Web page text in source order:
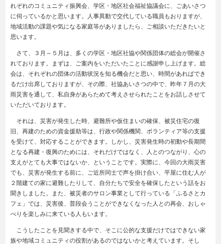
れぞれのコミュニティ振興会、学区・地区社会福祉協議会に、ごあいさつ
に伺っているかと思います。人事異動で交代している職員もおりますが、
地域活動の課題や気になる家庭等がありましたら、ご相談いただきたいと
思います。
さて、３月～５月は、多くの学区・地区社協や関係団体の総会が開催さ
れております。まずは、ご案内をいただいたことに感謝申し上げます。総
会は、それぞれの団体の活動状況を知る機会だと思い、時間があればでき
るだけ出席しておりますが、その際、社協あいさつの中で、昨年７月の大
雨災害を通して、私自身があらためて考えさせられたことをお話しさせて
いただいております。
それは、災害が発生した時、避難所や仮住まいの確保、被災住宅の復
旧、再建のための資金援助等は、行政や関係機関、ボランティア等の支援
を受けて、対応することができます。しかし、災害発生時の初動や長期間
となる再建・復興のためには、それだけではなく、人とのつながり、心の
支えがとても大事ではないか、ということです。実際に、今回の大雨災害
でも、災害が発生する前に、ご近所同士で声を掛け合い、平屋に住む人が
２階建ての家に避難したりして、自分たちで安全を確保したという話をお
聞きしました。また、被災者のサロン事業として行っている「ふるさとカ
フェ」では、災害後、普段会うことができなくなった人との再会、おしゃ
べりを楽しみに来ている人もいます。
こうしたことを見聞きする中で、そこに公的な支援だけではできない家
族や地域コミュニティの役割があるのではないかと考えています。そし